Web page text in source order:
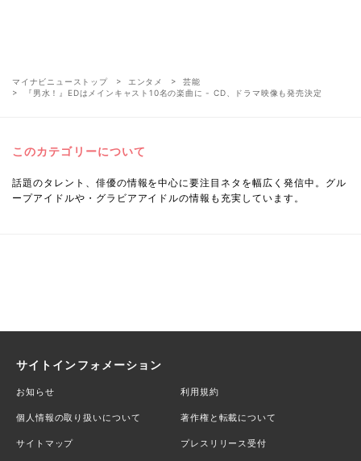
マイナビニューストップ エンタメ
芸能
『男水！』EDはメインキャスト10名の楽曲に - CD、ドラマ映像も発売決定
このカテゴリーについて
話題のタレント、俳優の情報を中心に要注目ネタを幅広く発信中。グル
ープアイドルや・グラビアアイドルの情報も充実しています。
サイトインフォメーション
お知らせ 利用規約
個人情報の取り扱いについて 著作権と転載について
サイトマップ プレスリリース受付